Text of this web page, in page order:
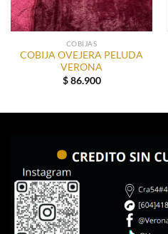
COBIJAS
COBIJA OVEJERA PELUDA
VERONA
$86.900